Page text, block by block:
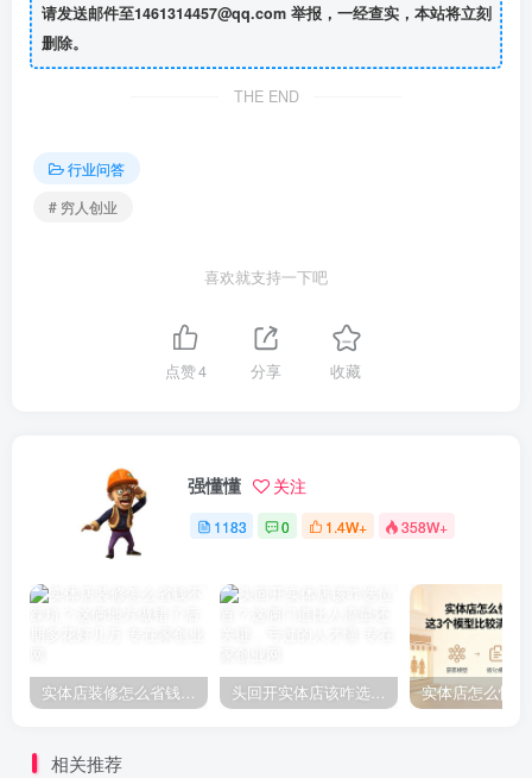
请发送邮件至1461314457@qq.com 举报，一经查实，本站将立刻
删除。
THE END
行业问答
# 穷人创业
喜欢就支持一下吧
点赞4 分享 收藏
强懂懂 关注
1183 0 1.4W+ 358W+
实体店装修怎么省钱不踩坑？这俩地方做错了后期多花好几万 头回开实体店该咋选位置？这俩门道比人流量还关键，亏过的人才懂
相关推荐